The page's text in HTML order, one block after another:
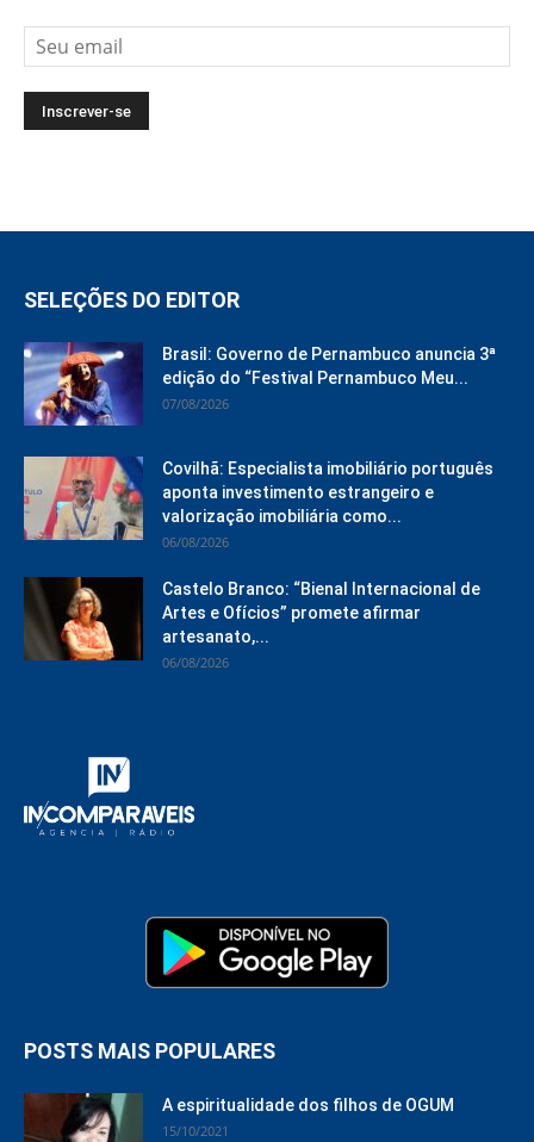
SELEÇÕES DO EDITOR
Brasil: Governo de Pernambuco anuncia 3ª
edição do “Festival Pernambuco Meu...
07/08/2026
Covilhã: Especialista imobiliário português
aponta investimento estrangeiro e
valorização imobiliária como...
06/08/2026
Castelo Branco: “Bienal Internacional de
Artes e Ofícios” promete afirmar
artesanato,...
06/08/2026
POSTS MAIS POPULARES
A espiritualidade dos filhos de OGUM
15/10/2021